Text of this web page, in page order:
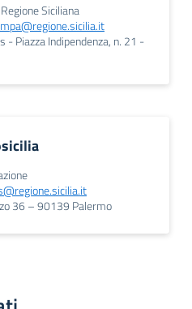
Siciliana
- Piazza Indipendenza, n. 21 -
36 – 90139 Palermo